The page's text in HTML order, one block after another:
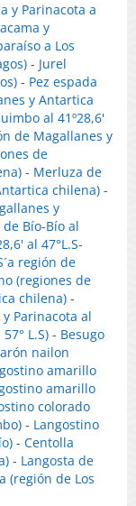
y Parinacota a
y
a Los
- Jurel
- Pez espada
y Antartica
al 41º28,6'
de Magallanes y
de
- Merluza de
chilena) -
y
Bío-Bío al
al 47°L.S-
región de
(regiones de
chilena) -
Parinacota al
L.S) - Besugo
nailon
amarillo
amarillo
colorado
- Langostino
- Centolla
- Langosta de
(región de Los